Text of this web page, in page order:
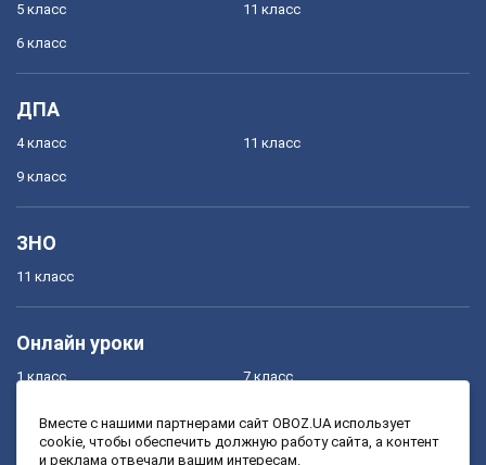
5 класс
6 класс
11 класс
ДПА
4 класс
9 класс
11 класс
ЗНО
11 класс
Онлайн уроки
1 класс
3 класс
7 класс
9 класс
Вместе с нашими партнерами сайт OBOZ.UA использует
cookie, чтобы обеспечить должную работу сайта, а контент
и реклама отвечали вашим интересам.